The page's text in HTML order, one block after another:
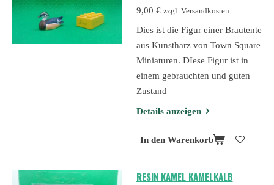
9,00 € zzgl. Versandkosten
Dies ist die Figur einer Brautente
aus Kunstharz von Town Square
Miniaturen. DIese Figur ist in
einem gebrauchten und guten
Zustand
Details anzeigen
In den Warenkorb
RESIN KAMEL KAMELKALB